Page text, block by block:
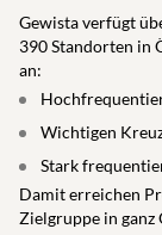
Gewista verfügt
390 Standorten in
an:
Wichtigen
Stark
Damit erreichen
Zielgruppe in ganz